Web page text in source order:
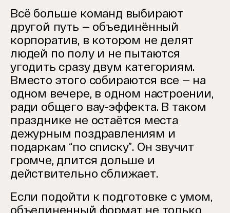
Всё больше команд выбирают
другой путь — объединённый
корпоратив, в котором не делят
людей по полу и не пытаются
угодить сразу двум категориям.
Вместо этого собираются все — на
одном вечере, в одном настроении,
ради общего вау-эффекта. В таком
празднике не остаётся места
дежурным поздравлениям и
подаркам “по списку”. Он звучит
громче, длится дольше и
действительно сближает.
Если подойти к подготовке с умом,
объединенный формат не только